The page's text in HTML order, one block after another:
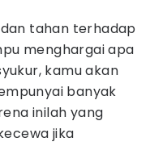
tahan terhadap
menghargai apa
kamu akan
banyak
inilah yang
jika